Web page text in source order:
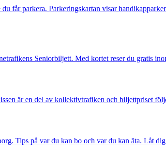
får parkera. Parkeringskartan visar
Seniorbiljett. Med kortet reser du gratis
är en del av kollektivtrafiken och biljettpriset
Tips på var du kan bo och var du kan äta. Låt